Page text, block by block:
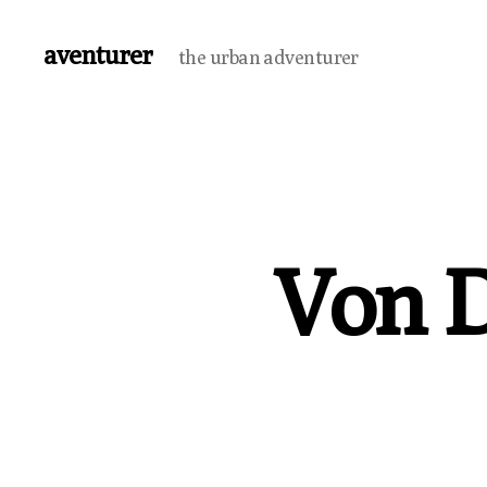
aventurer the urban adventurer
Von